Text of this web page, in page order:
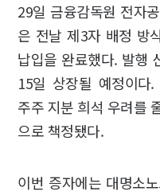
29일 금융감독원 전자
은 전날 제3자 배정 방
납입을 완료했다. 발행
15일 상장될 예정이다
주주 지분 희석 우려를
으로 책정됐다.
이번 증자에는 대명소